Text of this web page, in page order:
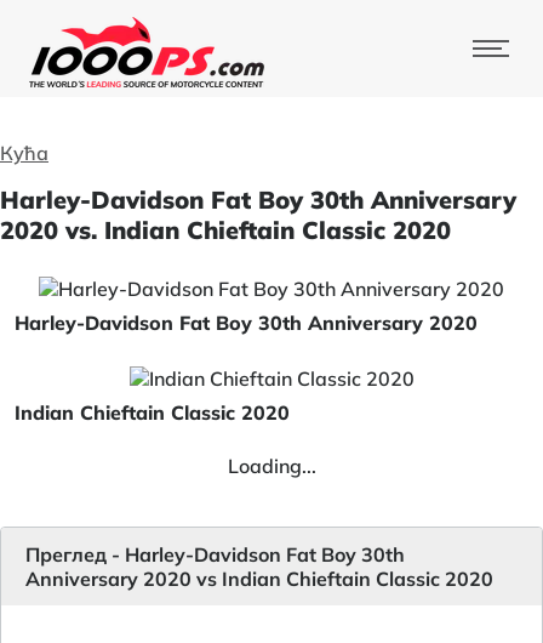
Кућа
Harley-Davidson Fat Boy 30th Anniversary
2020 vs. Indian Chieftain Classic 2020
Harley-Davidson Fat Boy 30th Anniversary 2020
Indian Chieftain Classic 2020
Loading...
Преглед - Harley-Davidson Fat Boy 30th
Anniversary 2020 vs Indian Chieftain Classic 2020